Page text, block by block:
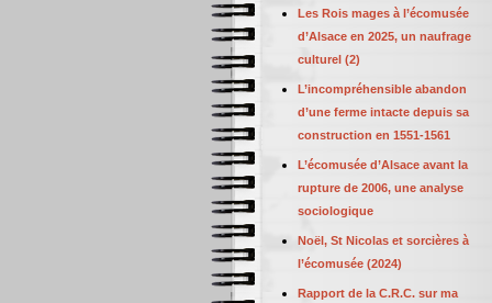
Les Rois mages à l’écomusée
d’Alsace en 2025, un naufrage
culturel (2)
L’incompréhensible abandon
d’une ferme intacte depuis sa
construction en 1551-1561
L’écomusée d’Alsace avant la
rupture de 2006, une analyse
sociologique
Noël, St Nicolas et sorcières à
l’écomusée (2024)
Rapport de la C.R.C. sur ma